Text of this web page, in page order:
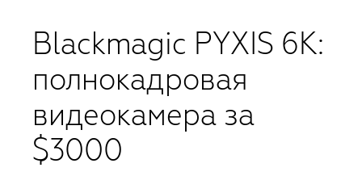
Blackmagic PYXIS 6K:
полнокадровая
видеокамера за
$3000